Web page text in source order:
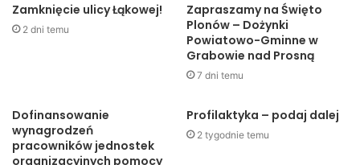
Zamknięcie ulicy Łąkowej!
2 dni temu
Zapraszamy na Święto
Plonów – Dożynki
Powiatowo-Gminne w
Grabowie nad Prosną
7 dni temu
Dofinansowanie
wynagrodzeń
pracowników jednostek
organizacyjnych pomocy
Profilaktyka – podaj dalej
2 tygodnie temu